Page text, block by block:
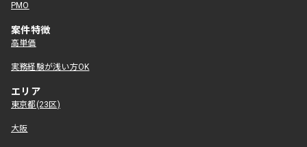
PMO
案件特徴
高単価
実務経験が浅い方OK
エリア
東京都(23区)
大阪